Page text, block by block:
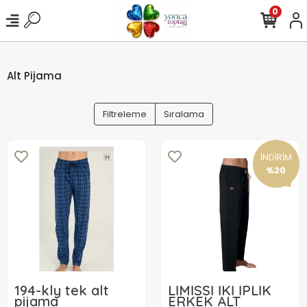
0
Alt Pijama
Filtreleme Sıralama
194-kly tek alt
pijama
İNDİRİM
%20
LİMİSSİ İKİ İPLİK
ERKEK ALT